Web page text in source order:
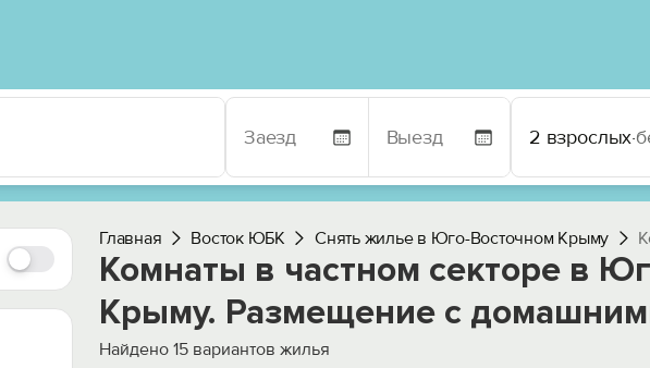
2 взрослых·
Главная Восток ЮБК Снять жилье в Юго-Восточном Крыму
Комнаты в частном секторе в
Крыму. Размещение с
Найдено 15 вариантов жилья